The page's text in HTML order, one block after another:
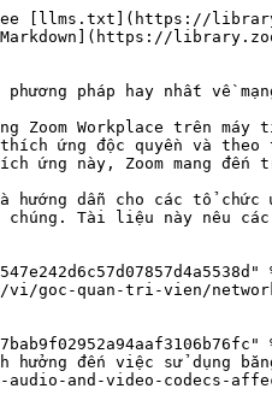
[llms.txt](https://
pháp hay nhất về
Zoom Workplace trên
ứng độc quyền và
ứng này, Zoom mang
hướng dẫn cho các tổ
Tài liệu này nêu
quan-tri-vien/
hưởng đến việc sử
and-video-codecs-